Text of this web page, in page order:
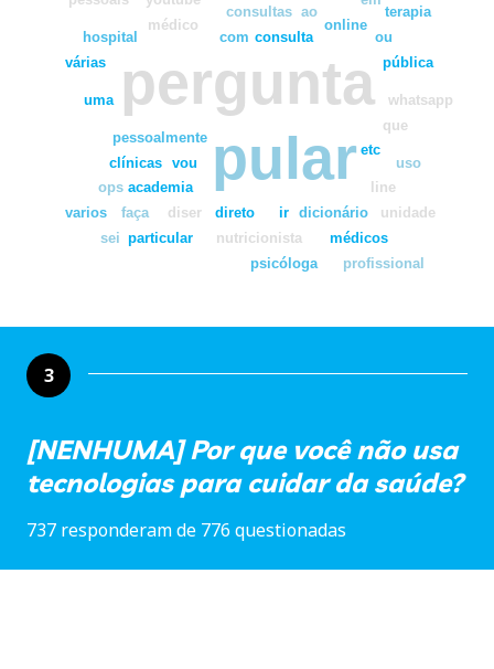
pergunta
pular
com consulta
médico
consultas
pessoalmente
vou
ao
online
academia
clínicas
dicionário
direto
diser
etc
faça
hospital
ir
line
médicos
nutricionista
ops
ou
particular
profissional
psicóloga
pública
que
sei
terapia
uma
unidade
uso
varios
várias
whatsapp
3
[NENHUMA] Por que você não usa
tecnologias para cuidar da saúde?
737 responderam de 776 questionadas